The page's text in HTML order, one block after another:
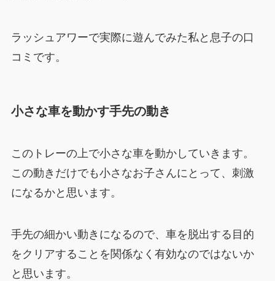
ラッシュアワーで実際に遊んでみた私と息子の口
コミです。
小さな車を動かす手先の動き
このトレーの上で小さな車を動かしていきます。
この動きだけでも小さなお子さんにとって、刺激
になるかと思います。
手先の細かい動きになるので、車を脱出する目的
をクリアすることを関係なく有効なのではないか
と思います。